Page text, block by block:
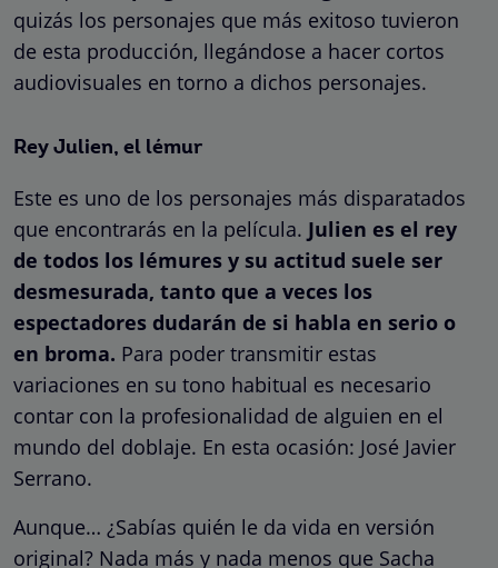
quizás los personajes que más exitoso tuvieron
de esta producción, llegándose a hacer cortos
audiovisuales en torno a dichos personajes.
Rey Julien, el lémur
Este es uno de los personajes más disparatados
que encontrarás en la película. Julien es el rey
de todos los lémures y su actitud suele ser
desmesurada, tanto que a veces los
espectadores dudarán de si habla en serio o
en broma. Para poder transmitir estas
variaciones en su tono habitual es necesario
contar con la profesionalidad de alguien en el
mundo del doblaje. En esta ocasión: José Javier
Serrano.
Aunque… ¿Sabías quién le da vida en versión
original? Nada más y nada menos que Sacha